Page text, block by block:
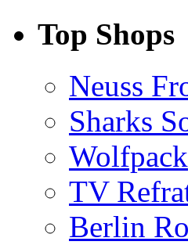
Top Shops
Neuss
Sharks
Wolfpack
TV
Berlin